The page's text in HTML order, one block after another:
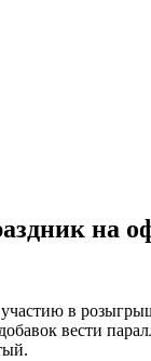
на
в
вести